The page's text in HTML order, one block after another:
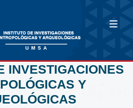
INVESTIGACIONES
Y